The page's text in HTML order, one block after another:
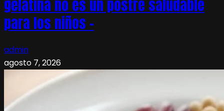
gelatina no es un postre saludable
para los niños –
admin
agosto 7, 2026